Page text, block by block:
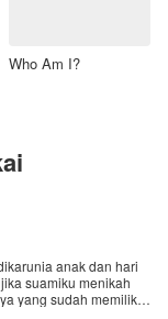
Who Am I?
anak dan hari
suamiku menikah
yang sudah memiliki